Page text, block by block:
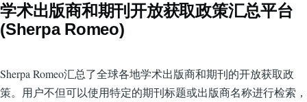
学术出版商和期刊开放获取政策汇总平台
(Sherpa Romeo)
Sherpa Romeo汇总了全球各地学术出版商和期刊的开放获取政
策。用户不但可以使用特定的期刊标题或出版商名称进行检索，